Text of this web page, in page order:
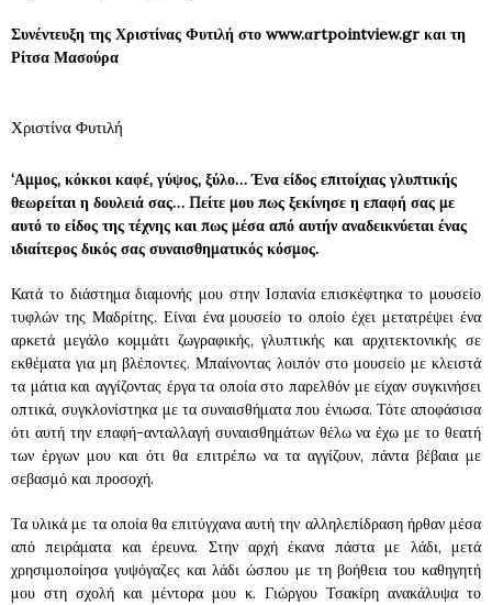
Συνέντευξη της Χριστίνας Φυτιλή στο www.αrtpointview.gr και τη
Ρίτσα Μασούρα
Χριστίνα Φυτιλή
‘Αμμος, κόκκοι καφέ, γύψος, ξύλο… Ένα είδος επιτοίχιας γλυπτικής
θεωρείται η δουλειά σας… Πείτε μου πως ξεκίνησε η επαφή σας με
αυτό το είδος της τέχνης και πως μέσα από αυτήν αναδεικνύεται ένας
ιδιαίτερος δικός σας συναισθηματικός κόσμος.
Κατά το διάστημα διαμονής μου στην Ισπανία επισκέφτηκα το μουσείο
τυφλών της Μαδρίτης. Είναι ένα μουσείο το οποίο έχει μετατρέψει ένα
αρκετά μεγάλο κομμάτι ζωγραφικής, γλυπτικής και αρχιτεκτονικής σε
εκθέματα για μη βλέποντες. Μπαίνοντας λοιπόν στο μουσείο με κλειστά
τα μάτια και αγγίζοντας έργα τα οποία στο παρελθόν με είχαν συγκινήσει
οπτικά, συγκλονίστηκα με τα συναισθήματα που ένιωσα. Τότε αποφάσισα
ότι αυτή την επαφή-ανταλλαγή συναισθημάτων θέλω να έχω με το θεατή
των έργων μου και ότι θα επιτρέπω να τα αγγίζουν, πάντα βέβαια με
σεβασμό και προσοχή.
Τα υλικά με τα οποία θα επιτύγχανα αυτή την αλληλεπίδραση ήρθαν μέσα
από πειράματα και έρευνα. Στην αρχή έκανα πάστα με λάδι, μετά
χρησιμοποίησα γυψόγαζες και λάδι ώσπου με τη βοήθεια του καθηγητή
μου στη σχολή και μέντορα μου κ. Γιώργου Τσακίρη ανακάλυψα το